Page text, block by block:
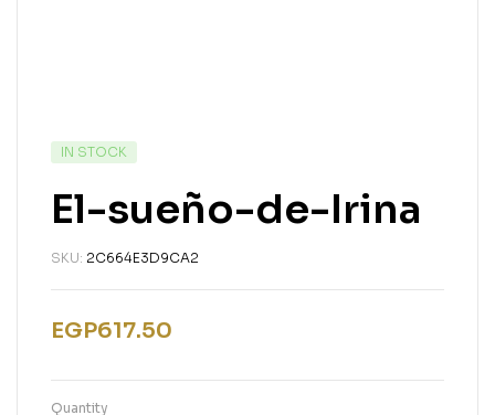
IN STOCK
El-sueño-de-Irina
SKU: 2C664E3D9CA2
EGP617.50
Quantity